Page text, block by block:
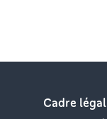
Cadre légal